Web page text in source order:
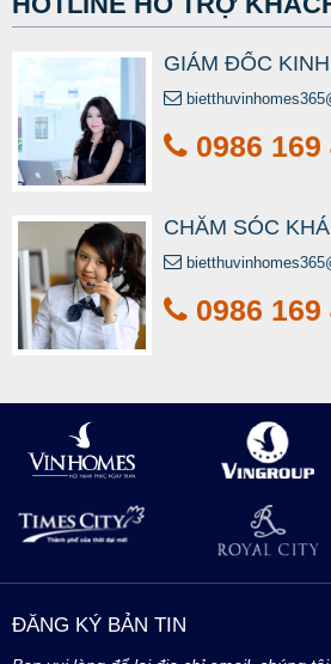
GIÁM ĐỐC
0986 169
CHĂM SÓC
0986 169
ĐĂNG KÝ BẢN TIN